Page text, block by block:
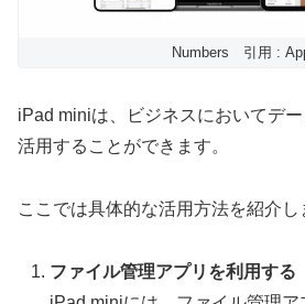
Numbers 引用 :
iPad miniは、ビジネスにおいてデ
活用することができます。
ここでは具体的な活用方法を紹介し
ファイル管理アプリを利用する